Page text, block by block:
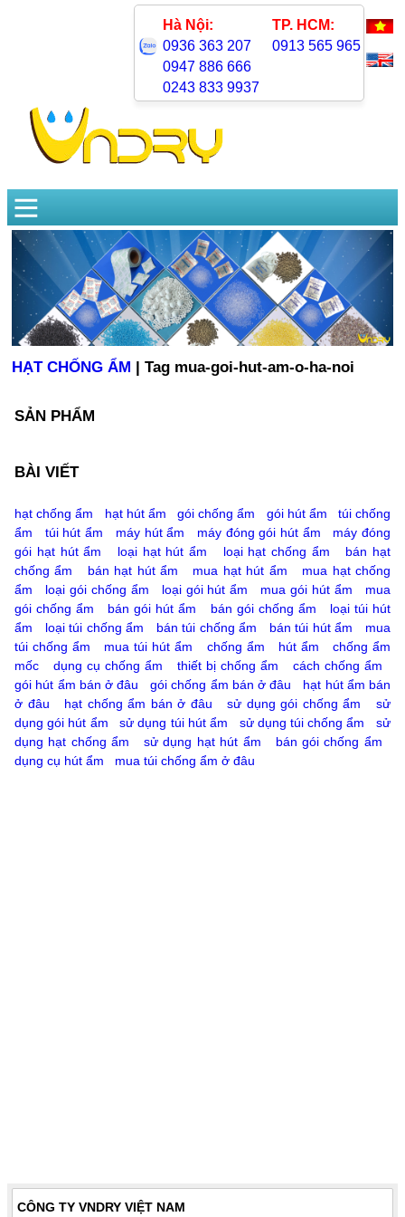
Hà Nội:
0936 363 207
0947 886 666
0243 833 9937
TP. HCM:
0913 565 965
HẠT CHỐNG ẨM | Tag mua-goi-hut-am-o-ha-noi
SẢN PHẨM
BÀI VIẾT
hạt chống ẩm hạt hút ẩm gói chống ẩm gói hút ẩm
túi chống
ẩm
túi hút ẩm máy hút ẩm máy đóng gói hút ẩm
máy đóng
gói hạt hút ẩm
loại hạt hút ẩm loại hạt chống ẩm
bán hạt
chống ẩm
bán hạt hút ẩm mua hạt hút ẩm
mua hạt chống
ẩm
loại gói chống ẩm loại gói hút ẩm mua gói hút ẩm
mua
gói chống ẩm
bán gói hút ẩm bán gói chống ẩm
loại túi hút
ẩm
loại túi chống ẩm bán túi chống ẩm bán túi hút ẩm
mua
túi chống ẩm
mua túi hút ẩm chống ẩm hút ẩm
chống ẩm
mốc
dụng cụ chống ẩm thiết bị chống ẩm
cách chống ẩm
gói hút ẩm bán ở đâu
gói chống ẩm bán ở đâu
hạt hút ẩm bán
ở đâu
hạt chống ẩm bán ở đâu sử dụng gói chống ẩm
sử
dụng gói hút ẩm
sử dụng túi hút ẩm sử dụng túi chống ẩm
sử
dụng hạt chống ẩm
sử dụng hạt hút ẩm
bán gói chống ẩm
dụng cụ hút ẩm
mua túi chống ẩm ở đâu
CÔNG TY VNDRY VIỆT NAM